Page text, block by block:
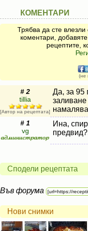
КОМЕНТАРИ
Трябва да сте
коментари,
рецептите,
(не
# 2
tillia
[Автор на рецептата]
Да, за 95
# 1
vg
Ина,
Сподели рецептата
Във форума
Нови снимки